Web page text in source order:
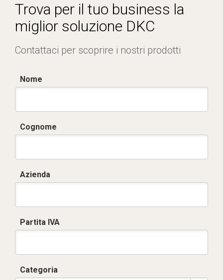
Trova per il tuo business la
miglior soluzione DKC
Contattaci per scoprire i nostri prodotti
Nome
Cognome
Azienda
Partita IVA
Categoria